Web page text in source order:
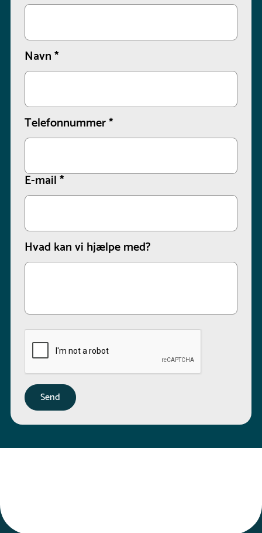
Navn*
Telefonnummer*
E-mail*
Hvad kan vi hjælpe med?